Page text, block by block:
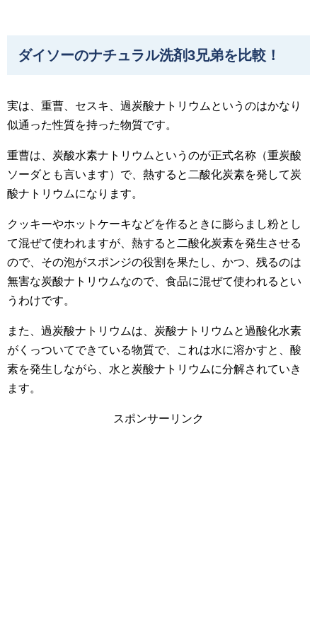
ダイソーのナチュラル洗剤3兄弟を比較！
実は、重曹、セスキ、過炭酸ナトリウムというのはかなり
似通った性質を持った物質です。
重曹は、炭酸水素ナトリウムというのが正式名称（重炭酸
ソーダとも言います）で、熱すると二酸化炭素を発して炭
酸ナトリウムになります。
クッキーやホットケーキなどを作るときに膨らまし粉とし
て混ぜて使われますが、熱すると二酸化炭素を発生させる
ので、その泡がスポンジの役割を果たし、かつ、残るのは
無害な炭酸ナトリウムなので、食品に混ぜて使われるとい
うわけです。
また、過炭酸ナトリウムは、炭酸ナトリウムと過酸化水素
がくっついてできている物質で、これは水に溶かすと、酸
素を発生しながら、水と炭酸ナトリウムに分解されていき
ます。
スポンサーリンク